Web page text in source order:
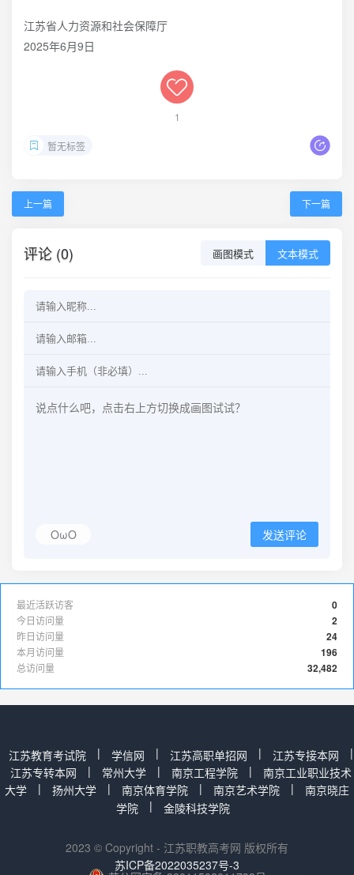
江苏省人力资源和社会保障厅
2025年6月9日
1
暂无标签
上一篇 下一篇
评论 (0) 画图模式 文本模式
OωO 发送评论
0
最近活跃访客
2
今日访问量
24
昨日访问量
196
本月访问量
32,482
总访问量
江苏教育考试院 | 学信网 | 江苏高职单招网 | 江苏专接本网
|
江苏专转本网
| 常州大学 | 南京工程学院 |
南京工业职业技术
大学
| 扬州大学 | 南京体育学院 | 南京艺术学院 |
南京晓庄
学院
| 金陵科技学院
2023 © Copyright - 江苏职教高考网 版权所有
苏ICP备2022035237号-3